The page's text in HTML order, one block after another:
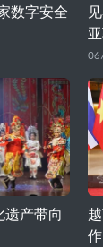
数字安全
遗产带向
作